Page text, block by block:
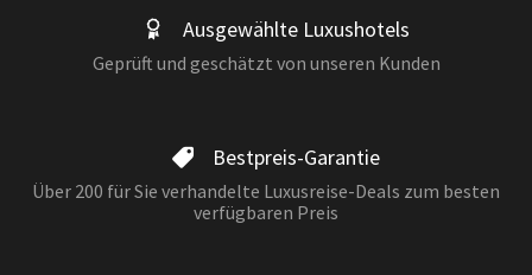
Ausgewählte Luxushotels
Geprüft und geschätzt von unseren Kunden
Bestpreis-Garantie
Über 200 für Sie verhandelte Luxusreise-Deals zum besten
verfügbaren Preis